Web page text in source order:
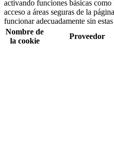
activando funciones básicas
acceso a áreas seguras de la
funcionar adecuadamente sin
Nombre de
la cookie
Proveedor